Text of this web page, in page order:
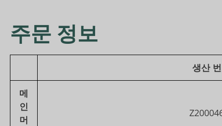
주문 정보
생산
메
인
머